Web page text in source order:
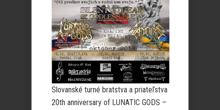
Slovanské turné bratstva a priateľstva
20th anniversary of LUNATIC GODS –